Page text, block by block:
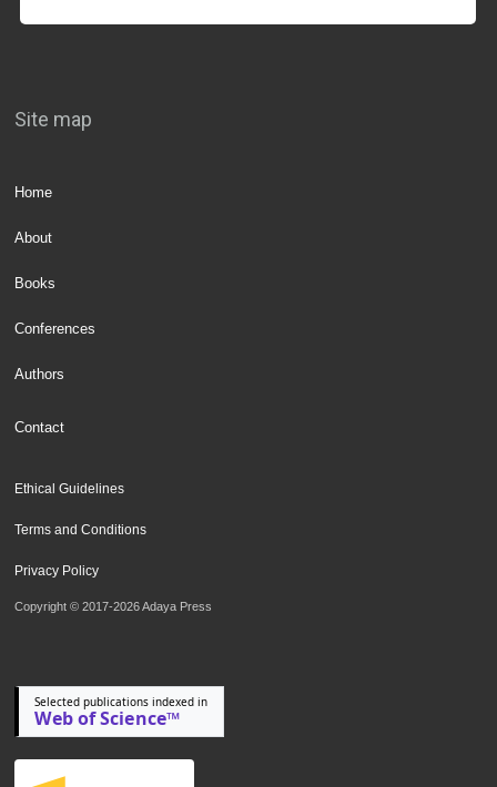
Site map
Home
About
Books
Conferences
Authors
Contact
Ethical Guidelines
Terms and Conditions
Privacy Policy
Copyright © 2017-2026 Adaya Press
Selected publications indexed in
Web of Science™